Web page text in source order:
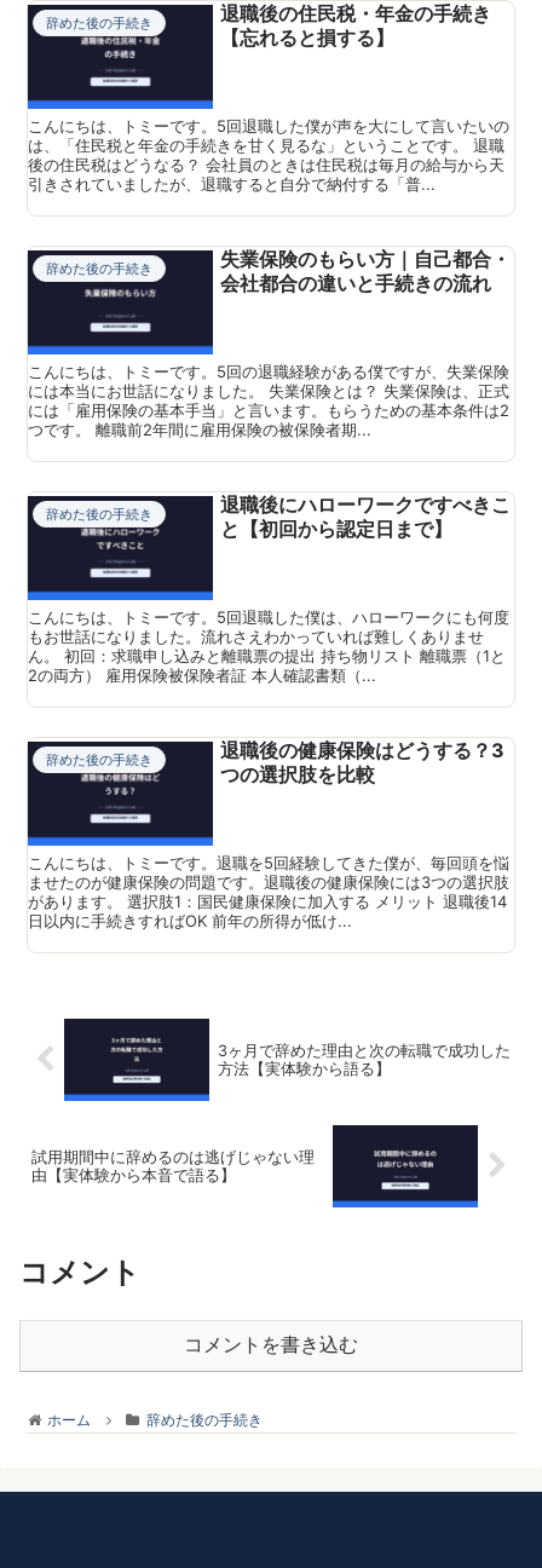
辞めた後の手続き
退職後の住民税・年金の手続き
【忘れると損する】
こんにちは、トミーです。5回退職した僕が声を大にして言いたいの
は、「住民税と年金の手続きを甘く見るな」ということです。 退職
後の住民税はどうなる？ 会社員のときは住民税は毎月の給与から天
引きされていましたが、退職すると自分で納付する「普...
辞めた後の手続き
失業保険のもらい方｜自己都合・
会社都合の違いと手続きの流れ
こんにちは、トミーです。5回の退職経験がある僕ですが、失業保険
には本当にお世話になりました。 失業保険とは？ 失業保険は、正式
には「雇用保険の基本手当」と言います。もらうための基本条件は2
つです。 離職前2年間に雇用保険の被保険者期...
辞めた後の手続き
退職後にハローワークですべきこ
と【初回から認定日まで】
こんにちは、トミーです。5回退職した僕は、ハローワークにも何度
もお世話になりました。流れさえわかっていれば難しくありませ
ん。 初回：求職申し込みと離職票の提出 持ち物リスト 離職票（1と
2の両方） 雇用保険被保険者証 本人確認書類（...
辞めた後の手続き
退職後の健康保険はどうする？3
つの選択肢を比較
こんにちは、トミーです。退職を5回経験してきた僕が、毎回頭を悩
ませたのが健康保険の問題です。退職後の健康保険には3つの選択肢
があります。 選択肢1：国民健康保険に加入する メリット 退職後14
日以内に手続きすればOK 前年の所得が低け...
3ヶ月で辞めた理由と次の転職で成功した
方法【実体験から語る】
試用期間中に辞めるのは逃げじゃない理
由【実体験から本音で語る】
コメント
コメントを書き込む
ホーム 辞めた後の手続き